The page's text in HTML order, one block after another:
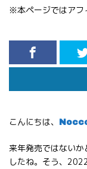
※本ページではアフ
こんにちは、
来年発売ではない
したね。そう、